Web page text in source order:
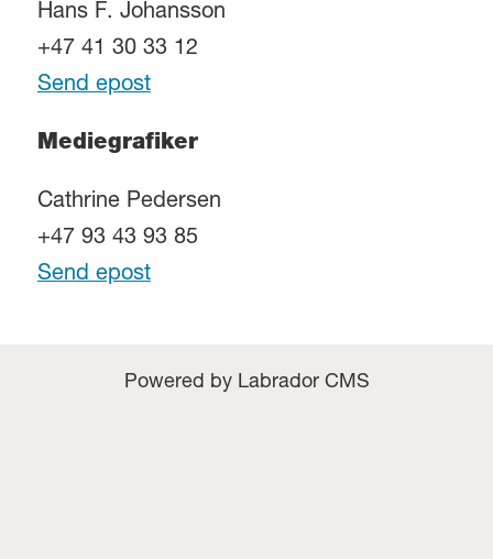
Hans F. Johansson
+47 41 30 33 12
Send epost
Mediegrafiker
Cathrine Pedersen
+47 93 43 93 85
Send epost
Powered by Labrador CMS